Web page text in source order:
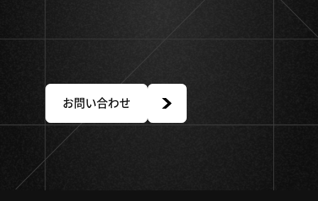
Value
Together.
お問い合わせ